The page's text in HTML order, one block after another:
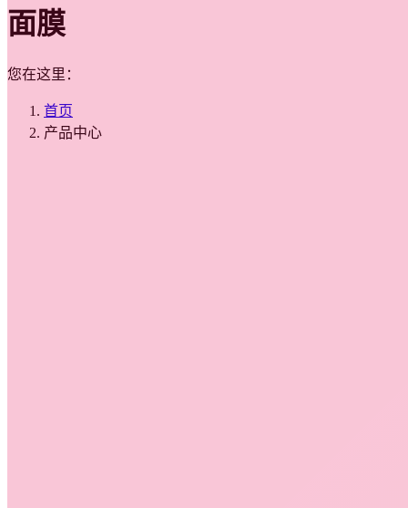
面膜
您在这里：
首页
产品中心